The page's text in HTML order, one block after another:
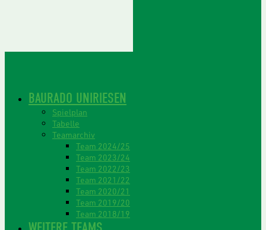
BAURADO UNIRIESEN
Spielplan
Tabelle
Teamarchiv
Team 2024/25
Team 2023/24
Team 2022/23
Team 2021/22
Team 2020/21
Team 2019/20
Team 2018/19